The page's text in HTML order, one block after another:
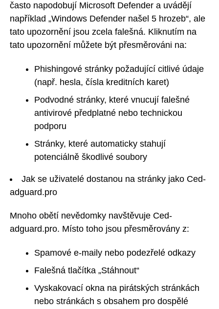
často napodobují Microsoft Defender a uvádějí
například „Windows Defender našel 5 hrozeb“, ale
tato upozornění jsou zcela falešná. Kliknutím na
tato upozornění můžete být přesměrováni na:
Phishingové stránky požadující citlivé údaje
(např. hesla, čísla kreditních karet)
Podvodné stránky, které vnucují falešné
antivirové předplatné nebo technickou
podporu
Stránky, které automaticky stahují
potenciálně škodlivé soubory
Jak se uživatelé dostanou na stránky jako Ced-
adguard.pro
Mnoho obětí nevědomky navštěvuje Ced-
adguard.pro. Místo toho jsou přesměrovány z:
Spamové e-maily nebo podezřelé odkazy
Falešná tlačítka „Stáhnout“
Vyskakovací okna na pirátských stránkách
nebo stránkách s obsahem pro dospělé